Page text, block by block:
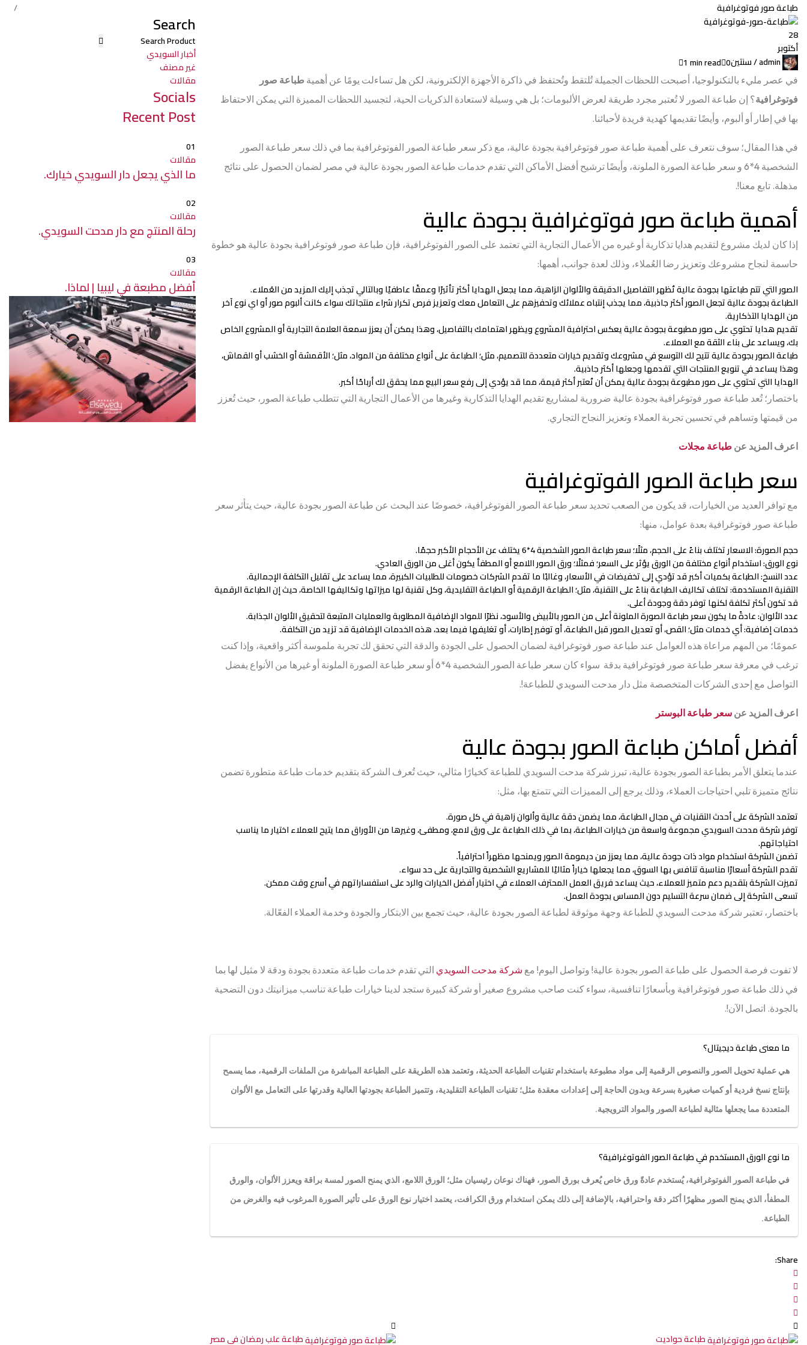
طباعة صور فوتوغرافية
28
أكتوبر
سنتين0
1 min read
في عصر مليء بالتكنولوجيا، أصبحت اللحظات الجميلة تُلتقط وتُحتفظ في ذاكرة الأجهزة الإلكترونية، لكن هل تساءلت يومًا عن أهمية طباعة صور
فوتوغرافية؟ إن طباعة الصور لا تُعتبر مجرد طريقة لعرض الألبومات؛ بل هي وسيلة لاستعادة الذكريات الحية، لتجسيد اللحظات المميزة التي يمكن الاحتفاظ
بها في إطار أو ألبوم، وأيضًا تقديمها كهدية فريدة لأحبائنا.
في هذا المقال؛ سوف نتعرف على أهمية طباعة صور فوتوغرافية بجودة عالية، مع ذكر سعر طباعة الصور الفوتوغرافية بما في ذلك سعر طباعة الصور
الشخصية 4*6 و سعر طباعة الصورة الملونة، وأيضًا ترشيح أفضل الأماكن التي تقدم خدمات طباعة الصور بجودة عالية في مصر لضمان الحصول على نتائج
مذهلة. تابع معنا!.
أهمية طباعة صور فوتوغرافية بجودة عالية
إذا كان لديك مشروع لتقديم هدايا تذكارية أو غيره من الأعمال التجارية التي تعتمد على الصور الفوتوغرافية، فإن طباعة صور فوتوغرافية بجودة عالية هو خطوة
حاسمة لنجاح مشروعك وتعزيز رضا العُملاء، وذلك لعدة جوانب، أهمها:
الصور التي تتم طباعتها بجودة عالية تُظهر التفاصيل الدقيقة والألوان الزاهية، مما يجعل الهدايا أكثر تأثيرًا وعمقًا عاطفيًا وبالتالي تجذب إليك المزيد من العُملاء.
الطباعة بجودة عالية تجعل الصور أكثر جاذبية، مما يجذب إنتباه عملائك وتحفيزهم على التعامل معك وتعزيز فرص تكرار شراء منتجاتك سواء كانت ألبوم صور أو اي نوع آخر
من الهدايا التذكارية.
تقديم هدايا تحتوي على صور مطبوعة بجودة عالية يعكس احترافية المشروع ويظهر اهتمامك بالتفاصيل، وهذا يمكن أن يعزز سمعة العلامة التجارية أو المشروع الخاص
بك، ويساعد على بناء الثقة مع العملاء.
طباعة الصور بجودة عالية تتيح لك التوسع في مشروعك وتقديم خيارات متعددة للتصميم، مثل؛ الطباعة على أنواع مختلفة من المواد، مثل؛ الأقمشة أو الخشب أو القماش،
وهذا يساعد في تنويع المنتجات التي تقدمها وجعلها أكثر جاذبية.
الهدايا التي تحتوي على صور مطبوعة بجودة عالية يمكن أن تُعتبر أكثر قيمة، مما قد يؤدي إلى رفع سعر البيع مما يحقق لك أرباحًا أكبر.
باختصار؛ تُعد طباعة صور فوتوغرافية بجودة عالية ضرورية لمشاريع تقديم الهدايا التذكارية وغيرها من الأعمال التجارية التي تتطلب طباعة الصور، حيث تُعزز
من قيمتها وتساهم في تحسين تجربة العملاء وتعزيز النجاح التجاري.
اعرف المزيد عن طباعة مجلات
سعر طباعة الصور الفوتوغرافية
مع توافر العديد من الخيارات، قد يكون من الصعب تحديد سعر طباعة الصور الفوتوغرافية، خصوصًا عند البحث عن طباعة الصور بجودة عالية، حيث يتأثر سعر
طباعة صور فوتوغرافية بعدة عوامل، منها:
حجم الصورة: الاسعار تختلف بناءً على الحجم، مثلًا؛ سعر طباعة الصور الشخصية 4*6 يختلف عن الأحجام الأكبر حجمًا.
نوع الورق: استخدام أنواع مختلفة من الورق يؤثر على السعر؛ فمثلًا؛ ورق الصور اللامع أو المطفأ يكون أغلى من الورق العادي.
عدد النسخ: الطباعة بكميات أكبر قد تؤدي إلى تخفيضات في الأسعار، وغالبًا ما تقدم الشركات خصومات للطلبيات الكبيرة، مما يساعد على تقليل التكلفة الإجمالية.
التقنية المستخدمة: تختلف تكاليف الطباعة بناءً على التقنية، مثل؛ الطباعة الرقمية أو الطباعة التقليدية، وكل تقنية لها ميزاتها وتكاليفها الخاصة، حيث إن الطباعة الرقمية
قد تكون أكثر تكلفة لكنها توفر دقة وجودة أعلى.
عدد الألوان: عادةً ما يكون سعر طباعة الصورة الملونة أعلى من الصور بالأبيض والأسود، نظرًا للمواد الإضافية المطلوبة والعمليات المتبعة لتحقيق الألوان الجذابة.
خدمات إضافية: أي خدمات مثل؛ القص، أو تعديل الصور قبل الطباعة، أو توفير إطارات، أو تغليفها فيما بعد، هذه الخدمات الإضافية قد تزيد من التكلفة.
عمومًا؛ من المهم مراعاة هذه العوامل عند طباعة صور فوتوغرافية لضمان الحصول على الجودة والدقة التي تحقق لك تجربة ملموسة أكثر واقعية، وإذا كنت
ترغب في معرفة سعر طباعة صور فوتوغرافية بدقة سواء كان سعر طباعة الصور الشخصية 4*6 أو سعر طباعة الصورة الملونة أو غيرها من الأنواع يفضل
التواصل مع إحدى الشركات المتخصصة مثل دار مدحت السويدي للطباعة!.
اعرف المزيد عن سعر طباعة البوستر
أفضل أماكن طباعة الصور بجودة عالية
عندما يتعلق الأمر بطباعة الصور بجودة عالية، تبرز شركة مدحت السويدي للطباعة كخيارًا مثالي، حيث تُعرف الشركة بتقديم خدمات طباعة متطورة تضمن
نتائج متميزة تلبي احتياجات العملاء، وذلك يرجع إلى المميزات التي تتمتع بها، مثل:
تعتمد الشركة على أحدث التقنيات في مجال الطباعة، مما يضمن دقة عالية وألوان زاهية في كل صورة.
توفر شركة مدحت السويدي مجموعة واسعة من خيارات الطباعة، بما في ذلك الطباعة على ورق لامع، ومطفئ، وغيرها من الأوراق مما يتيح للعملاء اختيار ما يناسب
احتياجاتهم.
تضمن الشركة استخدام مواد ذات جودة عالية، مما يعزز من ديمومة الصور ويمنحها مظهراً احترافياً.
تقدم الشركة أسعارًا مناسبة تنافس بها السوق، مما يجعلها خياراً مثاليًا للمشاريع الشخصية والتجارية على حد سواء.
تميزت الشركة بتقديم دعم متميز للعملاء، حيث يساعد فريق العمل المحترف العملاء في اختيار أفضل الخيارات والرد على استفساراتهم في أسرع وقت ممكن.
تسعى الشركة إلى ضمان سرعة التسليم دون المساس بجودة العمل.
باختصار، تعتبر شركة مدحت السويدي للطباعة وجهة موثوقة لطباعة الصور بجودة عالية، حيث تجمع بين الابتكار والجودة وخدمة العملاء الفعّالة.
لا تفوت فرصة الحصول على طباعة الصور بجودة عالية! وتواصل اليوم! مع شركة مدحت السويدي التي تقدم خدمات طباعة متعددة بجودة ودقة لا مثيل لها بما
في ذلك طباعة صور فوتوغرافية وبأسعارًا تنافسية، سواء كنت صاحب مشروع صغير أو شركة كبيرة ستجد لدينا خيارات طباعة تناسب ميزانيتك دون التضحية
بالجودة. اتصل الآن!.
ما معنى طباعة ديجيتال؟
هي عملية تحويل الصور والنصوص الرقمية إلى مواد مطبوعة باستخدام تقنيات الطباعة الحديثة، وتعتمد هذه الطريقة على الطباعة المباشرة من الملفات الرقمية، مما يسمح
بإنتاج نسخ فردية أو كميات صغيرة بسرعة وبدون الحاجة إلى إعدادات معقدة مثل؛ تقنيات الطباعة التقليدية، وتتميز الطباعة بجودتها العالية وقدرتها على التعامل مع الألوان
المتعددة مما يجعلها مثالية لطباعة الصور والمواد الترويجية.
ما نوع الورق المستخدم في طباعة الصور الفوتوغرافية؟
في طباعة الصور الفوتوغرافية، يُستخدم عادةً ورق خاص يُعرف بورق الصور، فهناك نوعان رئيسيان مثل؛ الورق اللامع، الذي يمنح الصور لمسة براقة ويعزز الألوان، والورق
المطفأ، الذي يمنح الصور مظهرًا أكثر دقة واحترافية، بالإضافة إلى ذلك يمكن استخدام ورق الكرافت، يعتمد اختيار نوع الورق على تأثير الصورة المرغوب فيه والغرض من
الطباعة.
Share:
طباعة حواديت طباعة علب رمضان في مصر
Search
أخبار السويدي
غير مصنف
مقالات
Socials
Recent Post
01
مقالات
ما الذي يجعل دار السويدي خيارك.
02
مقالات
رحلة المنتج مع دار مدحت السويدي.
03
مقالات
أفضل مطبعة في ليبيا | لماذا.